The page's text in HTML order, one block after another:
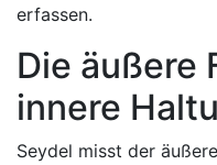
erfassen.
Die äußere
innere
Seydel misst der